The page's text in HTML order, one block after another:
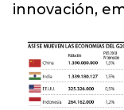
innovación,